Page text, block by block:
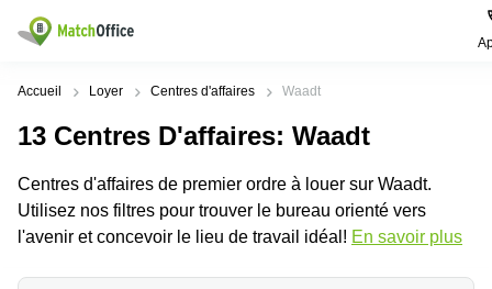
Rechercher / publier
Pages
produits
Bureau
Villes
Location
bureau
Recherches
Voie du
Chariot 3
Aide
Qui sommes-nous?
Accueil Loyer Centres d'affaires Waadt
13 Centres D'affaires: Waadt
Centres d'affaires de premier ordre à louer sur Waadt.
Utilisez nos filtres pour trouver le bureau orienté vers
l'avenir et concevoir le lieu de travail idéal! En savoir plus